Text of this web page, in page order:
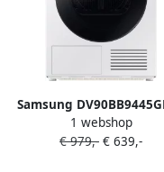
Samsung
QuickDrive 9000 Serie
BESPOKE Wasdroger
1 webshop
€ 979,- € 639,-